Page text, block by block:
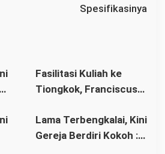
Spesifikasinya
Fasilitasi Kuliah ke
Tiongkok, Franciscus
Tua Dukung Pendidikan
Anak
Lama Terbengkalai, Kini
Gereja Berdiri Kokoh :